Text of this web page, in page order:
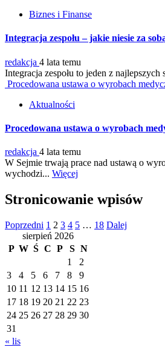
Biznes i Finanse
Integracja zespołu – jakie niesie za
redakcja 4 lata temu
Integracja zespołu to jeden z
Procedowana ustawa o wyrobach
Aktualności
Procedowana ustawa o wyrobach
redakcja 4 lata temu
W Sejmie trwają prace nad ustawą o
wychodzi... Więcej
Stronicowanie wpisów
Poprzedni 1 2 3 4 5 … 18 Dalej
sierpień 2026
P W Ś C P S N
1
2
3
4 5 6 7 8
9
10 11 12 13 14 15 16
17 18 19 20 21 22 23
24 25 26 27 28 29 30
31
« lis